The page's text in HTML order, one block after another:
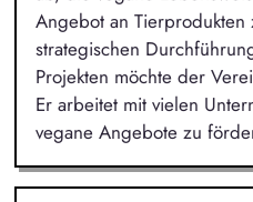
Angebot an
strategischen
Projekten möchte der
Er arbeitet mit vielen
vegane Angebote zu